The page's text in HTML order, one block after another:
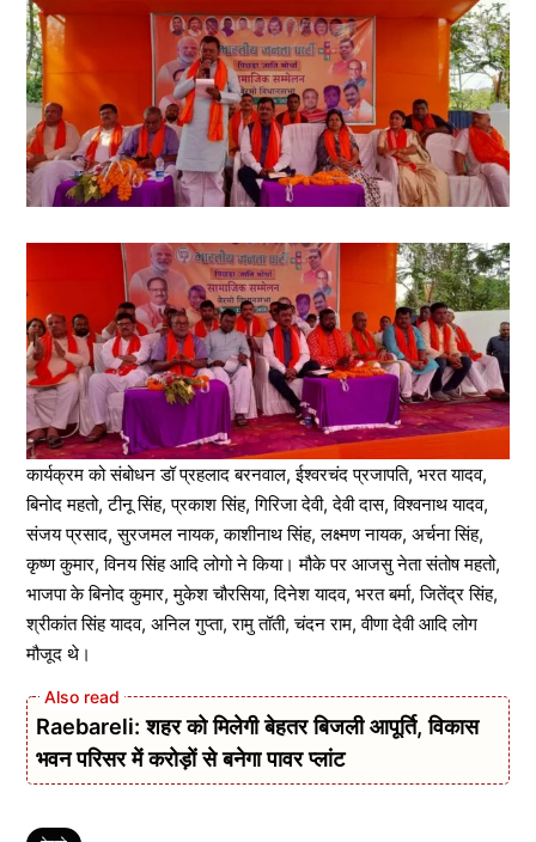
कार्यक्रम को संबोधन डॉ प्रहलाद बरनवाल, ईश्वरचंद प्रजापति, भरत यादव,
बिनोद महतो, टीनू सिंह, प्रकाश सिंह, गिरिजा देवी, देवी दास, विश्वनाथ यादव,
संजय प्रसाद, सुरजमल नायक, काशीनाथ सिंह, लक्ष्मण नायक, अर्चना सिंह,
कृष्ण कुमार, विनय सिंह आदि लोगो ने किया। मौके पर आजसु नेता संतोष महतो,
भाजपा के बिनोद कुमार, मुकेश चौरसिया, दिनेश यादव, भरत बर्मा, जितेंद्र सिंह,
श्रीकांत सिंह यादव, अनिल गुप्ता, रामु तॉती, चंदन राम, वीणा देवी आदि लोग
मौजूद थे।
Raebareli: शहर को मिलेगी बेहतर बिजली आपूर्ति, विकास
भवन परिसर में करोड़ों से बनेगा पावर प्लांट